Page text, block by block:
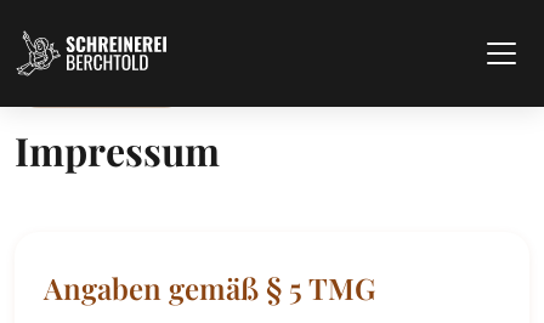
Impressum
Angaben gemäß § 5 TMG